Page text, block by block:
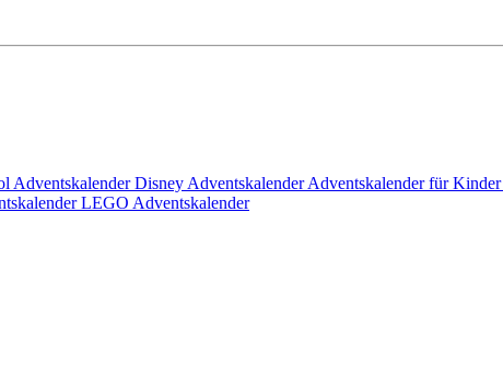
AdventskalenderDisney AdventskalenderAdventskalender für Kinder
LEGO Adventskalender